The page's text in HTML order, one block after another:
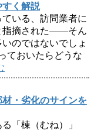
すく解説
いる、訪問業者に
指摘された——そん
のではないでしょ
ておいたらどうな
・劣化のサインを
「棟（むね）」